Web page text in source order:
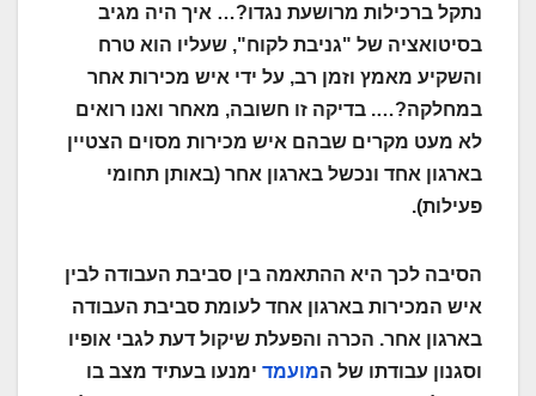
נתקל ברכילות מרושעת נגדו?… איך היה מגיב
בסיטואציה של "גניבת לקוח", שעליו הוא טרח
והשקיע מאמץ וזמן רב, על ידי איש מכירות אחר
במחלקה?…. בדיקה זו חשובה, מאחר ואנו רואים
לא מעט מקרים שבהם איש מכירות מסוים הצטיין
בארגון אחד ונכשל בארגון אחר (באותן תחומי
פעילות).
הסיבה לכך היא ההתאמה בין סביבת העבודה לבין
איש המכירות בארגון אחד לעומת סביבת העבודה
בארגון אחר. הכרה והפעלת שיקול דעת לגבי אופיו
וסגנון עבודתו של המועמד ימנעו בעתיד מצב בו